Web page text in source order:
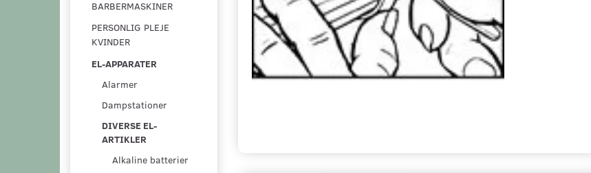
BARBERMASKINER
PERSONLIG PLEJE
KVINDER
EL-APPARATER
Alarmer
Dampstationer
DIVERSE EL-
ARTIKLER
Alkaline batterier